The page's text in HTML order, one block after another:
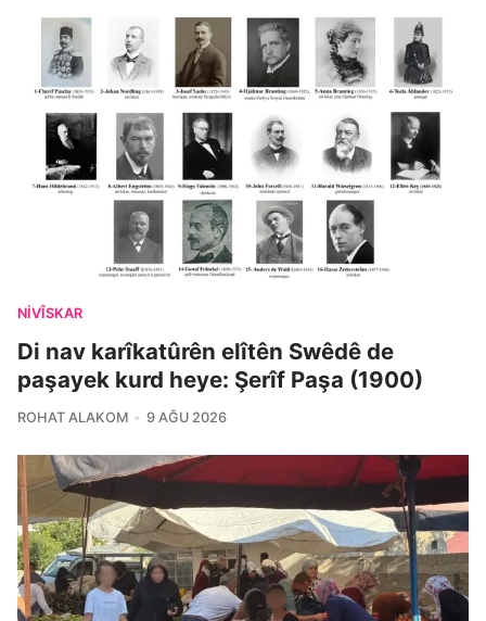
NIVÎSKAR
Di nav karîkatûrên elîtên Swêdê de
paşayek kurd heye: Şerîf Paşa (1900)
ROHAT ALAKOM 9 AĞU 2026